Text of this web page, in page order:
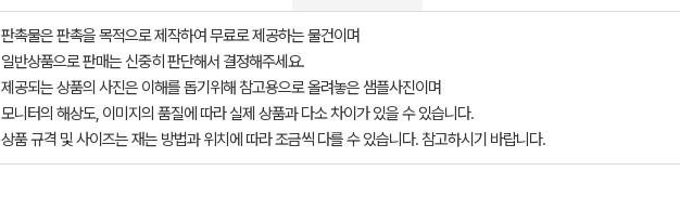
판촉물은 판촉을 목적으로 제작하여 무료로 제공하는 물건이며
일반상품으로 판매는 신중히 판단해서 결정해주세요.
제공되는 상품의 사진은 이해를 돕기위해 참고용으로 올려놓은 샘플사진이며
모니터의 해상도, 이미지의 품질에 따라 실제 상품과 다소 차이가 있을 수 있습니다.
상품 규격 및 사이즈는 재는 방법과 위치에 따라 조금씩 다를 수 있습니다. 참고하시기 바랍니다.